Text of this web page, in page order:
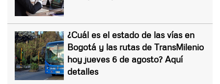
¿Cuál es el estado de las vías en
Bogotá y las rutas de TransMilenio
hoy jueves 6 de agosto? Aquí
detalles